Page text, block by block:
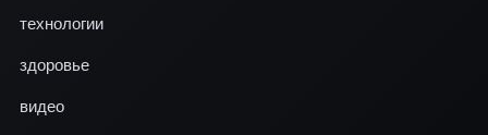
технологии
здоровье
видео